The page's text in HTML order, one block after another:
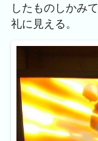
したものしかみ
礼に見える。